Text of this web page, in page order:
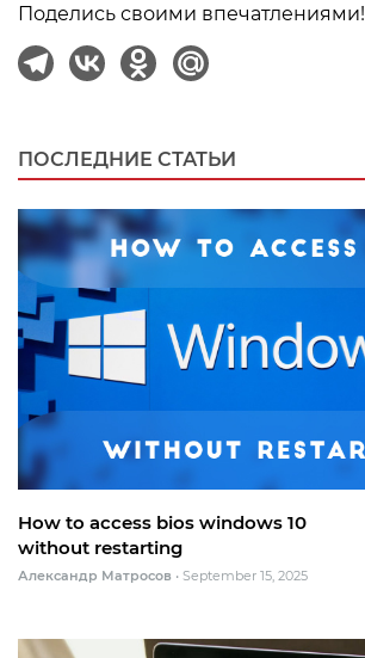
Поделись своими впечатлениями!
ПОСЛЕДНИЕ СТАТЬИ
How to access bios windows 10
without restarting
Александр Матросов • September 15, 2025